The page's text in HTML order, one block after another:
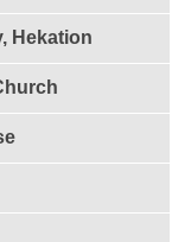
Hekation